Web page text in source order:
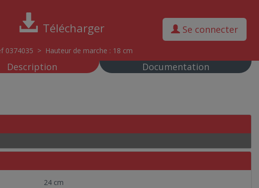
Télécharger Se connecter
0374035 > Hauteur de marche : 18 cm
Description Documentation
24 cm